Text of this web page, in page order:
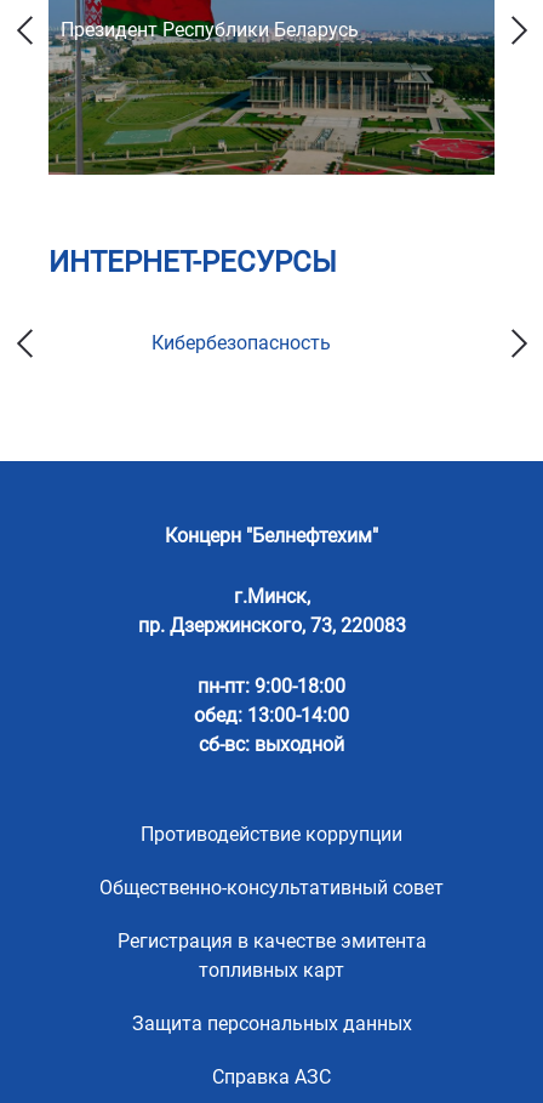
Президент Республики Беларусь
ИНТЕРНЕТ-РЕСУРСЫ
Кибербезопасность
Концерн "Белнефтехим"
г.Минск,
пр. Дзержинского, 73, 220083
пн-пт: 9:00-18:00
обед: 13:00-14:00
сб-вс: выходной
Противодействие коррупции
Общественно-консультативный совет
Регистрация в качестве эмитента
топливных карт
Защита персональных данных
Справка АЗС